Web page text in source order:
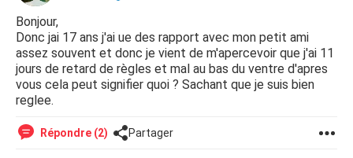
Bonjour,
Donc jai 17 ans j'ai ue des rapport avec mon petit ami
assez souvent et donc je vient de m'apercevoir que j'ai 11
jours de retard de règles et mal au bas du ventre d'apres
vous cela peut signifier quoi ? Sachant que je suis bien
reglee.
Répondre (2) Partager